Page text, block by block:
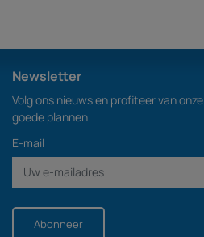
Newsletter
Volg ons nieuws en profiteer van onze
goede plannen
E-mail
Abonneer